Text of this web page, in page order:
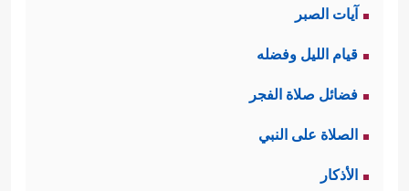
آيات الصبر
قيام الليل وفضله
فضائل صلاة الفجر
الصلاة على النبي
الأذكار